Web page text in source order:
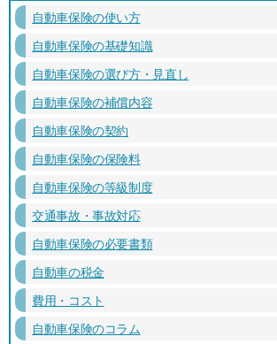
自動車保険の使い方
自動車保険の基礎知識
自動車保険の選び方・見直し
自動車保険の補償内容
自動車保険の契約
自動車保険の保険料
自動車保険の等級制度
交通事故・事故対応
自動車保険の必要書類
自動車の税金
費用・コスト
自動車保険のコラム